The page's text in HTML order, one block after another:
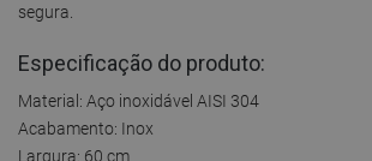
segura.
Especificação do produto:
Material: Aço inoxidável AISI 304
Acabamento: Inox
Largura: 60 cm